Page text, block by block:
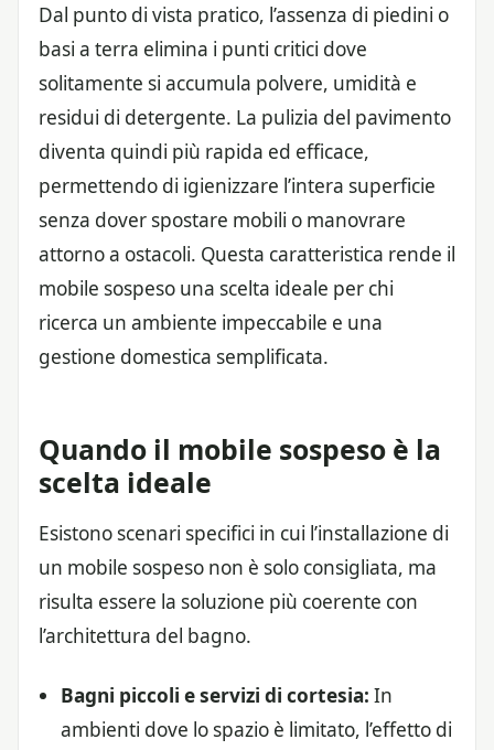
Dal punto di vista pratico, l’assenza di piedini o
basi a terra elimina i punti critici dove
solitamente si accumula polvere, umidità e
residui di detergente. La pulizia del pavimento
diventa quindi più rapida ed efficace,
permettendo di igienizzare l’intera superficie
senza dover spostare mobili o manovrare
attorno a ostacoli. Questa caratteristica rende il
mobile sospeso una scelta ideale per chi
ricerca un ambiente impeccabile e una
gestione domestica semplificata.
Quando il mobile sospeso è la
scelta ideale
Esistono scenari specifici in cui l’installazione di
un mobile sospeso non è solo consigliata, ma
risulta essere la soluzione più coerente con
l’architettura del bagno.
Bagni piccoli e servizi di cortesia: In
ambienti dove lo spazio è limitato, l’effetto di